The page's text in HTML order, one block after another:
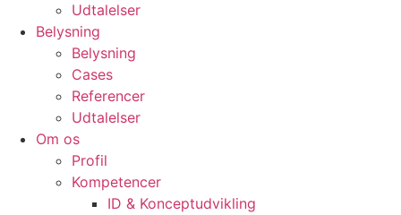
Udtalelser
Belysning
Belysning
Cases
Referencer
Udtalelser
Om os
Profil
Kompetencer
ID & Konceptudvikling